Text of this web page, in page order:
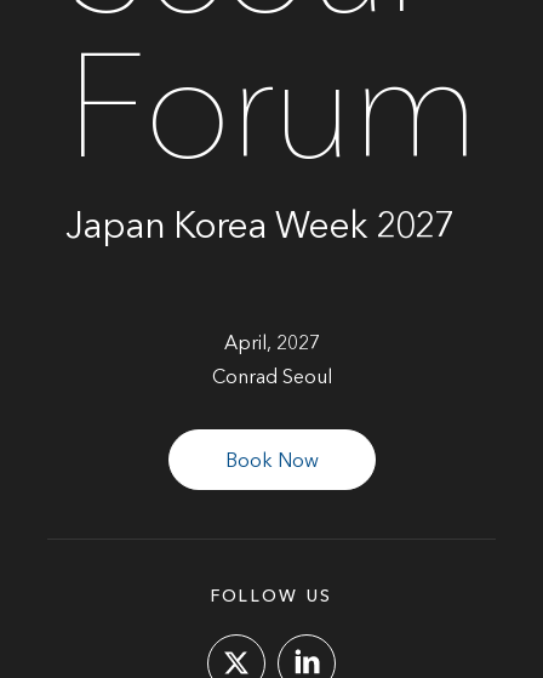
Forum
Japan Korea Week 2027
April, 2027
Conrad Seoul
Book Now
FOLLOW US